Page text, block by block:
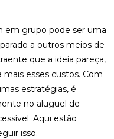
em grupo pode ser uma
a outros meios de
que a ideia pareça,
esses custos. Com
estratégias, é
no aluguel de
Aqui estão
isso.